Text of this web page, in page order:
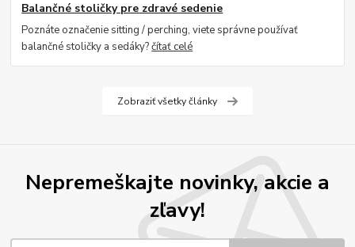
Balančné stoličky pre zdravé sedenie
Poznáte označenie sitting / perching, viete správne používať
balančné stoličky a sedáky?čítať celé
Zobraziť všetky články
Nepremeškajte novinky, akcie a
zľavy!